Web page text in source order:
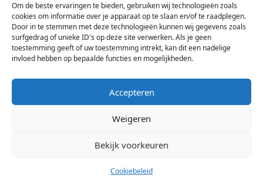
Om de beste ervaringen te bieden, gebruiken wij technologieën zoals
cookies om informatie over je apparaat op te slaan en/of te raadplegen.
Door in te stemmen met deze technologieën kunnen wij gegevens zoals
surfgedrag of unieke ID's op deze site verwerken. Als je geen
toestemming geeft of uw toestemming intrekt, kan dit een nadelige
invloed hebben op bepaalde functies en mogelijkheden.
Accepteren
Weigeren
Bekijk voorkeuren
Cookiebeleid
© 2026 Stichting Arsis Kunst en Societeit